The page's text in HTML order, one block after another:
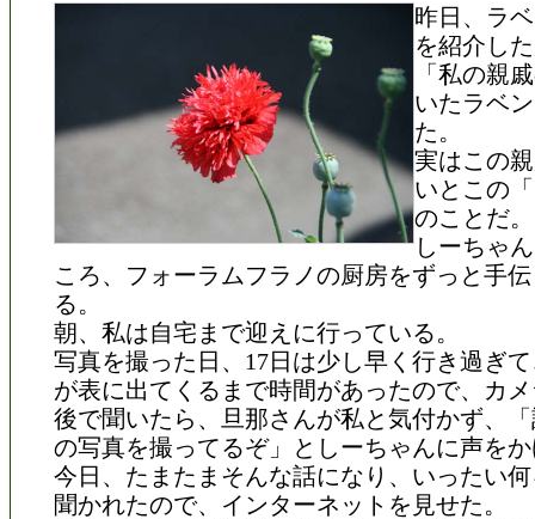
昨日、ラ
を紹介し
「私の親
いたラベ
た。
実はこの
いとこの
のことだ。
しーちゃ
ころ、フォーラムフラノの厨房をずっと手
る。
朝、私は自宅まで迎えに行っている。
写真を撮った日、17日は少し早く行き過ぎ
が表に出てくるまで時間があったので、カ
後で聞いたら、旦那さんが私と気付かず、
の写真を撮ってるぞ」としーちゃんに声を
今日、たまたまそんな話になり、いったい
聞かれたので、インターネットを見せた。